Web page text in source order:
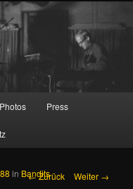
Photos Press
Bilder-Navigation
← Zurück Weiter →
in Bandits